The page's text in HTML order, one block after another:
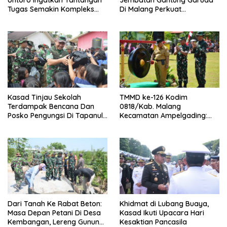
Tugas Semakin Kompleks
Di Malang Perkuat
Kasad Tinjau Sekolah
Terdampak Bencana Dan
Posko Pengungsi Di Tapanuli
TMMD ke-126 Kodim
0818/Kab. Malang
Kecamatan Ampelgading:
Pipanisasi Jadi Fokus Utama
Dari Tanah Ke Rabat Beton:
Masa Depan Petani Di Desa
Kembangan, Lereng Gunung
Khidmat di Lubang Buaya,
Kasad Ikuti Upacara Hari
Kesaktian Pancasila